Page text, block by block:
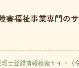
害福祉事業専門の
士登録情報検索サイト